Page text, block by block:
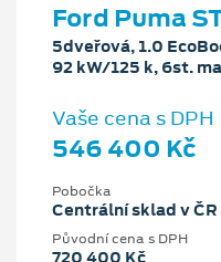
Ford Puma
5dveřová, 1.0
92 kW/125 k, 6st.
Vaše cena s DPH
546 400 Kč
Pobočka
Centrální sklad v ČR
Původní cena s DPH